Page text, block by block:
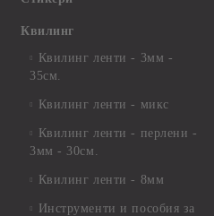
Квилинг
Квилинг ленти - 3мм -
35см.
Квилинг ленти - микс
Квилинг ленти - перлени -
3мм - 30см.
Квилинг ленти - 8мм
Инструменти и пособия за